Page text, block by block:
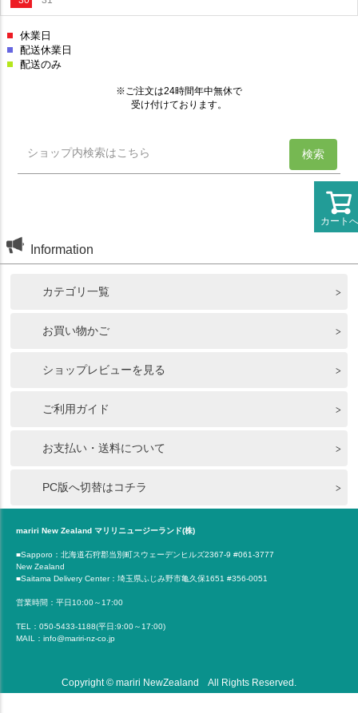
カートへ
Information
カテゴリ一覧
お買い物かご
ショップレビューを見る
ご利用ガイド
お支払い・送料について
PC版へ切替はコチラ
mariri New Zealand マリリニュージーランド(株)
■Sapporo：北海道石狩郡当別町スウェーデンヒルズ2367-9 #061-3777
New Zealand
■Saitama Delivery Center：埼玉県ふじみ野市亀久保1651 #356-0051
営業時間：平日10:00～17:00
TEL：050-5433-1188(平日:9:00～17:00)
MAIL：info@mariri-nz-co.jp
Copyright © mariri NewZealand All Rights Reserved.